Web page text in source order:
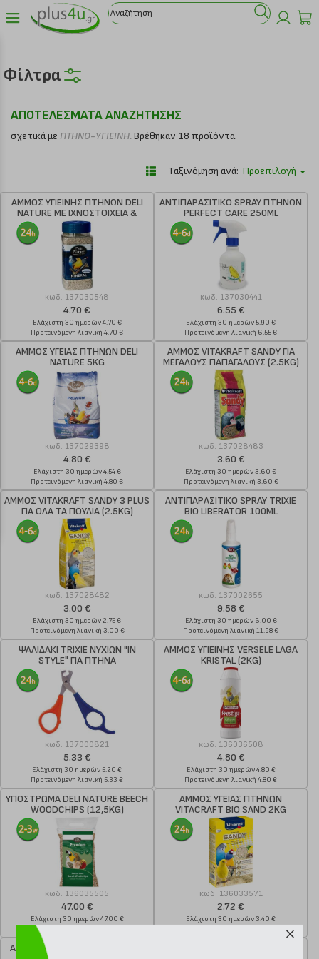
Φίλτρα
ΑΠΟΤΕΛΕΣΜΑΤΑ ΑΝΑΖΗΤΗΣΗΣ
σχετικά με ΠΤΗΝΟ-ΥΓΙΕΙΝΗ.Βρέθηκαν 18 προϊόντα.
Ταξινόμηση ανά: Προεπιλογή
ΑΜΜΟΣ ΥΓΙΕΙΝΗΣ ΠΤΗΝΩΝ DELI
NATURE ΜΕ ΙΧΝΟΣΤΟΙΧΕΙΑ &
ΜΕΤΑΛΛΑ 660GR
κωδ. 137030548
4.70 €
Ελάχιστη 30 ημερών 4.70 €
Προτεινόμενη λιανική 4.70 €
ΑΝΤΙΠΑΡΑΣΙΤΙΚΟ SPRAY ΠΤΗΝΩΝ
PERFECT CARE 250ML
κωδ. 137030441
6.55 €
Ελάχιστη 30 ημερών 5.90 €
Προτεινόμενη λιανική 6.55 €
ΑΜΜΟΣ ΥΓΕΙΑΣ ΠΤΗΝΩΝ DELI
NATURE 5KG
κωδ. 137029398
4.80 €
Ελάχιστη 30 ημερών 4.54 €
Προτεινόμενη λιανική 4.80 €
ΑΜΜΟΣ VITAKRAFT SANDY ΓΙΑ
ΜΕΓΑΛΟΥΣ ΠΑΠΑΓΑΛΟΥΣ (2.5KG)
κωδ. 137028483
3.60 €
Ελάχιστη 30 ημερών 3.60 €
Προτεινόμενη λιανική 3.60 €
ΑΜΜΟΣ VITAKRAFT SANDY 3 PLUS
ΓΙΑ ΟΛΑ ΤΑ ΠΟΥΛΙΑ (2.5KG)
κωδ. 137028482
3.00 €
Ελάχιστη 30 ημερών 2.75 €
Προτεινόμενη λιανική 3.00 €
ΑΝΤΙΠΑΡΑΣΙΤΙΚΟ SPRAY TRIXIE
BIO LIBERATOR 100ML
κωδ. 137002655
9.58 €
Ελάχιστη 30 ημερών 6.00 €
Προτεινόμενη λιανική 11.98 €
ΨΑΛΙΔΑΚΙ TRIXIE ΝΥΧΙΩΝ "IN
STYLE" ΓΙΑ ΠΤΗΝΑ
κωδ. 137000821
5.33 €
Ελάχιστη 30 ημερών 5.20 €
Προτεινόμενη λιανική 5.33 €
ΑΜΜΟΣ ΥΓΙΕΙΝΗΣ VERSELE LAGA
KRISTAL (2KG)
κωδ. 136036508
4.80 €
Ελάχιστη 30 ημερών 4.80 €
Προτεινόμενη λιανική 4.80 €
ΥΠΟΣΤΡΩΜΑ DELI NATURE BEECH
WOODCHIPS (12,5KG)
κωδ. 136035505
47.00 €
Ελάχιστη 30 ημερών 47.00 €
Προτεινόμενη λιανική 47.00 €
ΑΜΜΟΣ ΥΓΕΙΑΣ ΠΤΗΝΩΝ
VITACRAFT BIO SAND 2KG
κωδ. 136033571
2.72 €
Ελάχιστη 30 ημερών 3.40 €
ΑΜΜΟΣ ΥΓΙΕΙΝΗΣ VERSELE LAGA